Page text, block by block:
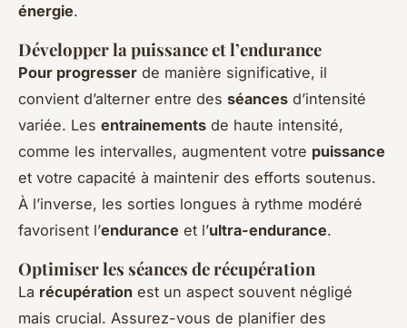
énergie.
Développer la puissance et l’endurance
Pour progresser de manière significative, il
convient d’alterner entre des séances d’intensité
variée. Les entrainements de haute intensité,
comme les intervalles, augmentent votre puissance
et votre capacité à maintenir des efforts soutenus.
À l’inverse, les sorties longues à rythme modéré
favorisent l’endurance et l’ultra-endurance.
Optimiser les séances de récupération
La récupération est un aspect souvent négligé
mais crucial. Assurez-vous de planifier des